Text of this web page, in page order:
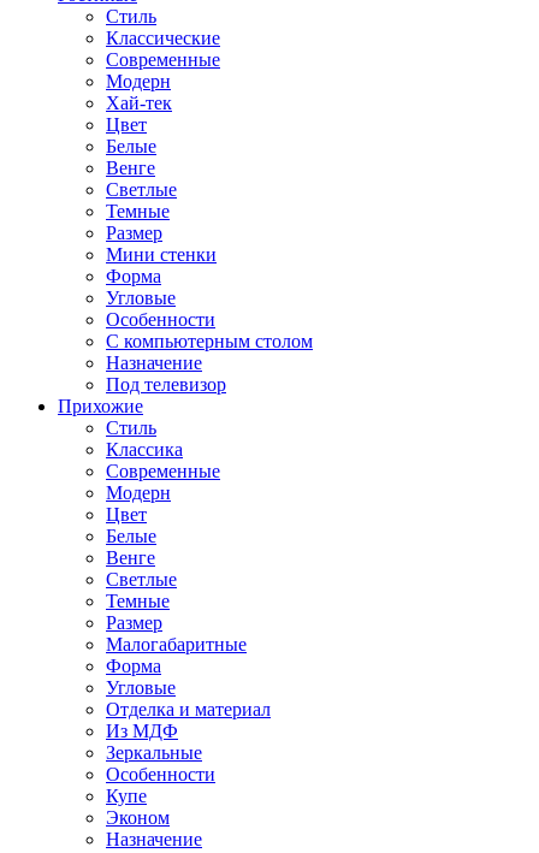
Стиль
Классические
Современные
Модерн
Хай-тек
Цвет
Белые
Венге
Светлые
Темные
Размер
Мини стенки
Форма
Угловые
Особенности
С компьютерным столом
Назначение
Под телевизор
Прихожие
Стиль
Классика
Современные
Модерн
Цвет
Белые
Венге
Светлые
Темные
Размер
Малогабаритные
Форма
Угловые
Отделка и материал
Из МДФ
Зеркальные
Особенности
Купе
Эконом
Назначение